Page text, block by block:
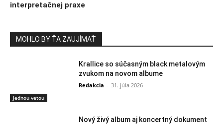
interpretačnej praxe
MOHLO BY ŤA ZAUJÍMAŤ
Jednou vetou
Krallice so súčasným black metalovým
zvukom na novom albume
Redakcia - 31. júla 2026
Nový živý album aj koncertný dokument